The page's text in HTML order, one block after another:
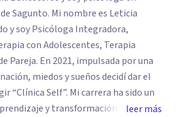
nombre es Leticia
y soy Psicóloga Integradora,
con Adolescentes, Terapia
por una
miedos y sueños decidí dar el
“Clínica Self”. Mi carrera ha sido un
y transformación,
leer más